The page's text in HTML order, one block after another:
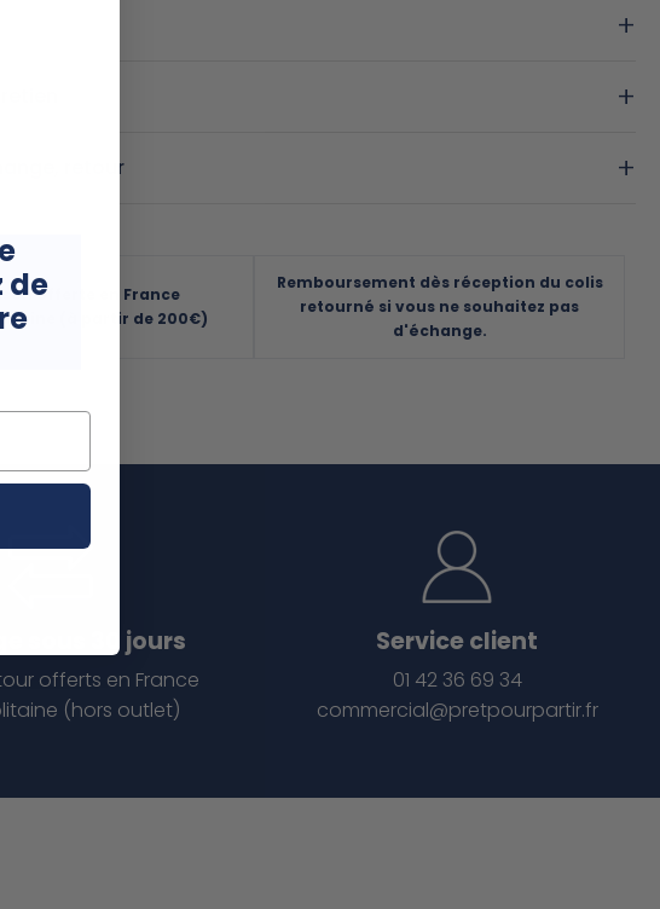
retour
offerte en France
(à partir de 200€)
Remboursement dès réception du colis
retourné si vous ne souhaitez pas
d'échange.
sous 30 jours
offerts en France
(hors outlet)
Service client
01 42 36 69 34
commercial@pretpourpartir.fr
de